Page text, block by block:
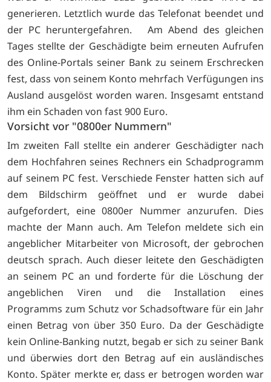
generieren. Letztlich wurde das Telefonat beendet und
der PC heruntergefahren. Am Abend des gleichen
Tages stellte der Geschädigte beim erneuten Aufrufen
des Online-Portals seiner Bank zu seinem Erschrecken
fest, dass von seinem Konto mehrfach Verfügungen ins
Ausland ausgelöst worden waren. Insgesamt entstand
ihm ein Schaden von fast 900 Euro.
Vorsicht vor "0800er Nummern"
Im zweiten Fall stellte ein anderer Geschädigter nach
dem Hochfahren seines Rechners ein Schadprogramm
auf seinem PC fest. Verschiede Fenster hatten sich auf
dem Bildschirm geöffnet und er wurde dabei
aufgefordert, eine 0800er Nummer anzurufen. Dies
machte der Mann auch. Am Telefon meldete sich ein
angeblicher Mitarbeiter von Microsoft, der gebrochen
deutsch sprach. Auch dieser leitete den Geschädigten
an seinem PC an und forderte für die Löschung der
angeblichen Viren und die Installation eines
Programms zum Schutz vor Schadsoftware für ein Jahr
einen Betrag von über 350 Euro. Da der Geschädigte
kein Online-Banking nutzt, begab er sich zu seiner Bank
und überwies dort den Betrag auf ein ausländisches
Konto. Später merkte er, dass er betrogen worden war